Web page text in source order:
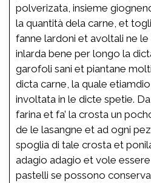
polverizata, insieme
la quantità dela carne, et
fanne lardoni et avoltali ne
inlarda bene per longo la
garofoli sani et piantane
dicta carne, la quale
involtata in le dicte spetie.
farina et fa’ la crosta un
de le lasangne et ad ogni
spoglia di tale crosta et
adagio adagio et vole
pastelli se possono